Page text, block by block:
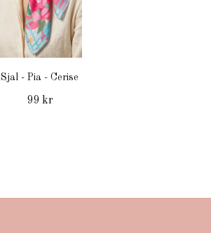
Sjal - Pia - Cerise
99 kr